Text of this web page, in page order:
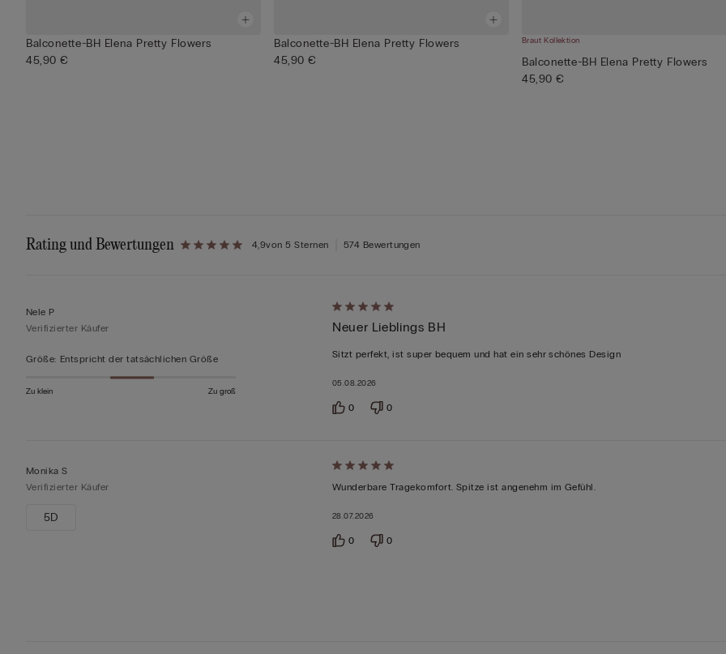
Balconette-BH Elena Pretty Flowers
45,90 €
Balconette-BH Elena Pretty Flowers
45,90 €
Braut Kollektion
Balconette-BH Elena Pretty Flowers
45,90 €
Rating und Bewertungen 4,9von 5 Sternen 574 Bewertungen
Nele P
Verifizierter Käufer
Größe: Entspricht der tatsächlichen Größe
Zu klein Zu groß
Mit
5
von
bewertet
Neuer Lieblings BH
Sitzt perfekt, ist super bequem und hat ein sehr schönes Design
05.08.2026
0 0
Monika S
Verifizierter Käufer
5D
Mit
5
bewertet
Wunderbare Tragekomfort. Spitze ist angenehm im Gefühl.
28.07.2026
0 0